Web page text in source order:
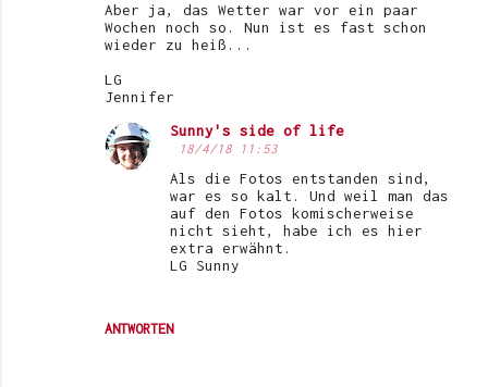
Aber ja, das Wetter war vor ein paar
Wochen noch so. Nun ist es fast schon
wieder zu heiß...
LG
Jennifer
ANTWORTEN
Sunny's side of life
18/4/18 11:53
Als die Fotos entstanden sind,
war es so kalt. Und weil man das
auf den Fotos komischerweise
nicht sieht, habe ich es hier
extra erwähnt.
LG Sunny